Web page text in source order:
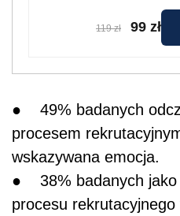
119 zł 99 zł
● 49% badanych
procesem
wskazywana emocja.
● 38% badanych jako
procesu rekrutacyjnego